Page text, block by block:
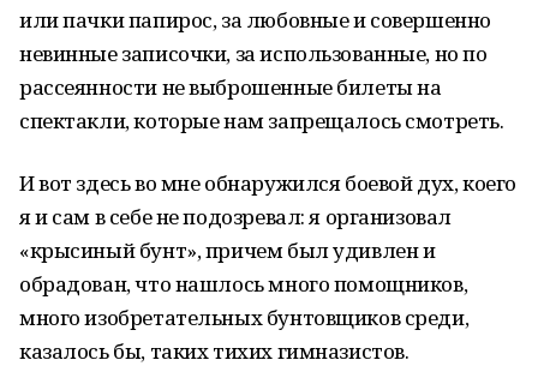
или пачки папирос, за любовные и совершенно
невинные записочки, за использованные, но по
рассеянности не выброшенные билеты на
спектакли, которые нам запрещалось смотреть.
И вот здесь во мне обнаружился боевой дух, коего
я и сам в себе не подозревал: я организовал
«крысиный бунт», причем был удивлен и
обрадован, что нашлось много помощников,
много изобретательных бунтовщиков среди,
казалось бы, таких тихих гимназистов.